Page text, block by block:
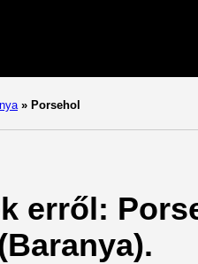
» Porsehol
erről: